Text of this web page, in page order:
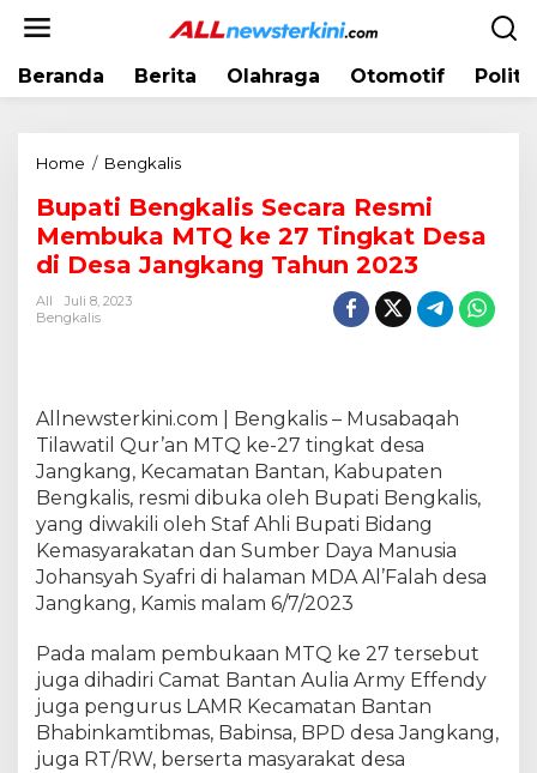
Beranda Berita Olahraga Otomotif
Home / Bengkalis
p
a
t
a
i
s
S
e
c
a
R
e
s
m
i
Bupati Bengkalis Secara Resmi
Membuka MTQ ke 27 Tingkat Desa
di Desa Jangkang Tahun 2023
All
Juli 8, 2023
Bengkalis
Allnewsterkini.com | Bengkalis – Musabaqah
Tilawatil Qur’an MTQ ke-27 tingkat desa
Jangkang, Kecamatan Bantan, Kabupaten
Bengkalis, resmi dibuka oleh Bupati Bengkalis,
yang diwakili oleh Staf Ahli Bupati Bidang
Kemasyarakatan dan Sumber Daya Manusia
Johansyah Syafri di halaman MDA Al’Falah desa
Jangkang, Kamis malam 6/7/2023
Pada malam pembukaan MTQ ke 27 tersebut
juga dihadiri Camat Bantan Aulia Army Effendy
juga pengurus LAMR Kecamatan Bantan
Bhabinkamtibmas, Babinsa, BPD desa Jangkang,
juga RT/RW, berserta masyarakat desa